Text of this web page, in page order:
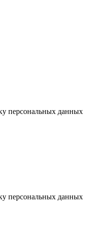
персональных данных
персональных данных